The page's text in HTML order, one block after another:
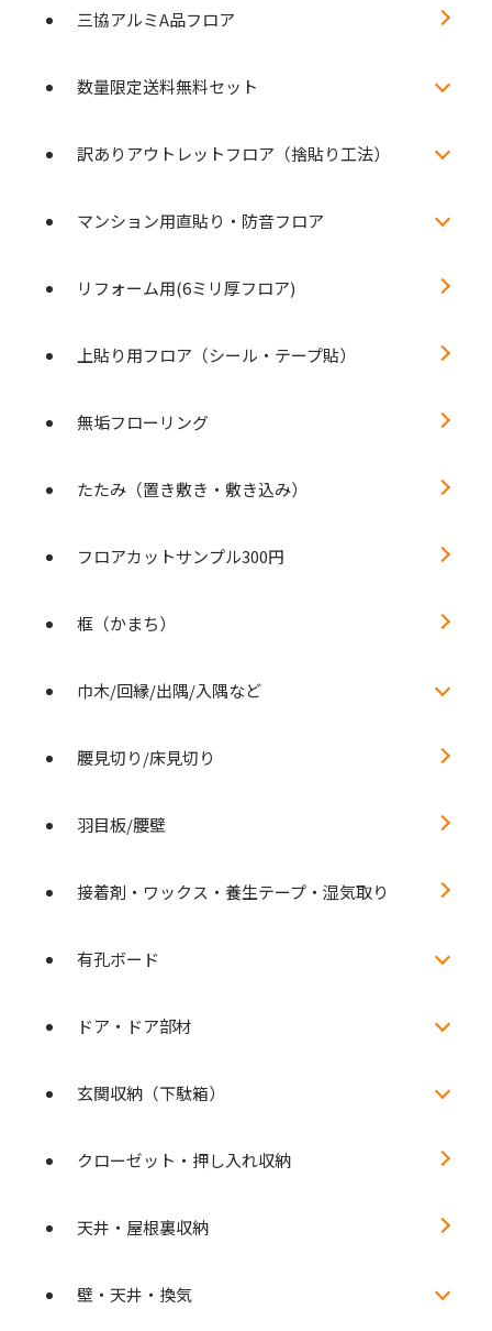
三協アルミA品フロア
数量限定送料無料セット
訳ありアウトレットフロア（捨貼り工法）
マンション用直貼り・防音フロア
リフォーム用(6ミリ厚フロア)
上貼り用フロア（シール・テープ貼）
無垢フローリング
たたみ（置き敷き・敷き込み）
フロアカットサンプル300円
框（かまち）
巾木/回縁/出隅/入隅など
腰見切り/床見切り
羽目板/腰壁
接着剤・ワックス・養生テープ・湿気取り
有孔ボード
ドア・ドア部材
玄関収納（下駄箱）
クローゼット・押し入れ収納
天井・屋根裏収納
壁・天井・換気